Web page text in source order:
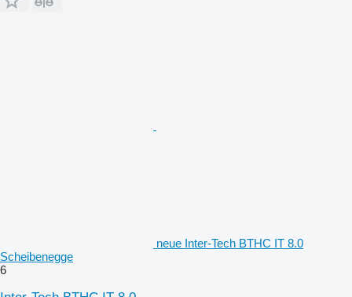
neue Inter-Tech BTHC IT 8.0
Scheibenegge
6